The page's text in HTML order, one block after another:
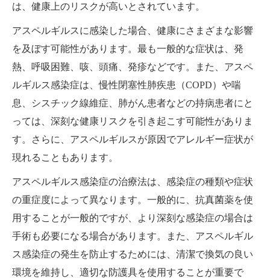
は、健康上のリスクが高いとされています。
アスペルギルスに感染した場合、健康にさまざまな影響
を及ぼす可能性があります。最も一般的な症状は、発
熱、呼吸困難、咳、頭痛、発疹などです。また、アスペ
ルギルス感染症は、慢性閉塞性肺疾患（COPD）や喘
息、シスチック線維症、肺がん患者などの持病患者にと
っては、深刻な健康リスクを引き起こす可能性がありま
す。さらに、アスペルギルスが原因でアレルギー症状が
現れることもあります。
アスペルギルス感染症の治療法は、感染症の種類や症状
の重症度によって異なります。一般的に、抗真菌薬を使
用することが一般的ですが、より深刻な感染症の場合は
手術も必要になる場合があります。また、アスペルギル
ス感染症の発生を防止するためには、清潔で換気の良い
環境を維持し、適切な防護具を使用することが重要で